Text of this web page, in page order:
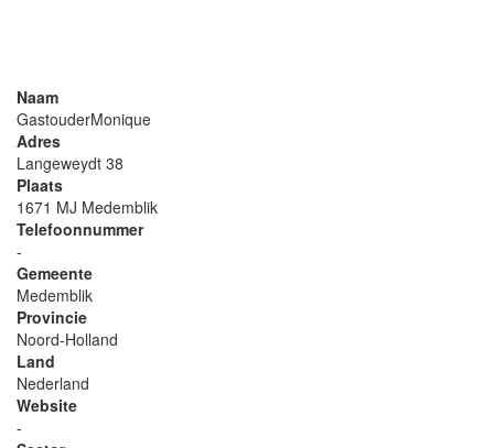
Naam
GastouderMonique
Adres
Langeweydt 38
Plaats
1671 MJ Medemblik
Telefoonnummer
-
Gemeente
Medemblik
Provincie
Noord-Holland
Land
Nederland
Website
-